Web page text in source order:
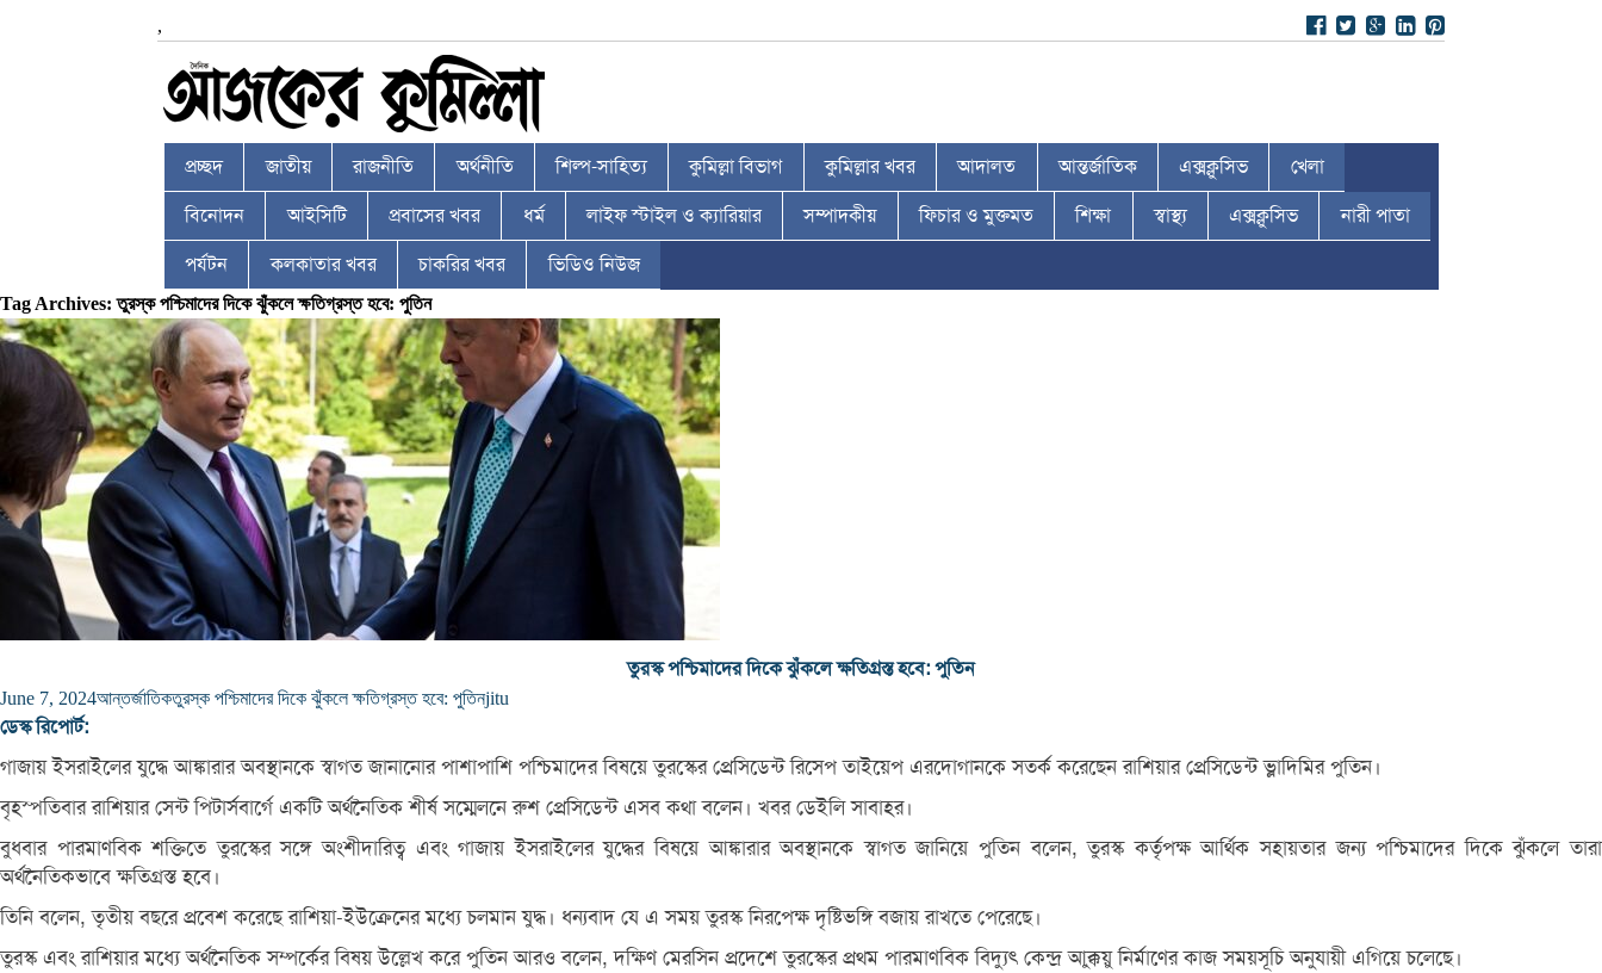
,
প্রচ্ছদ জাতীয় রাজনীতি অর্থনীতি শিল্প-সাহিত্য কুমিল্লা বিভাগ কুমিল্লার খবর আদালত আন্তর্জাতিক এক্সক্লুসিভ খেলা
বিনোদন আইসিটি প্রবাসের খবর ধর্ম লাইফ স্টাইল ও ক্যারিয়ার সম্পাদকীয় ফিচার ও মুক্তমত শিক্ষা স্বাস্থ্য এক্সক্লুসিভ নারী পাতা
পর্যটন কলকাতার খবর চাকরির খবর ভিডিও নিউজ
Tag Archives: তুরস্ক পশ্চিমাদের দিকে ঝুঁকলে ক্ষতিগ্রস্ত হবে: পুতিন
তুরস্ক পশ্চিমাদের দিকে ঝুঁকলে ক্ষতিগ্রস্ত হবে: পুতিন
June 7, 2024আন্তর্জাতিকতুরস্ক পশ্চিমাদের দিকে ঝুঁকলে ক্ষতিগ্রস্ত হবে: পুতিনjitu
ডেস্ক রিপোর্ট:
গাজায় ইসরাইলের যুদ্ধে আঙ্কারার অবস্থানকে স্বাগত জানানোর পাশাপাশি পশ্চিমাদের বিষয়ে তুরস্কের প্রেসিডেন্ট রিসেপ তাইয়েপ এরদোগানকে সতর্ক করেছেন রাশিয়ার প্রেসিডেন্ট ভ্লাদিমির পুতিন।
বৃহস্পতিবার রাশিয়ার সেন্ট পিটার্সবার্গে একটি অর্থনৈতিক শীর্ষ সম্মেলনে রুশ প্রেসিডেন্ট এসব কথা বলেন। খবর ডেইলি সাবাহর।
বুধবার পারমাণবিক শক্তিতে তুরস্কের সঙ্গে অংশীদারিত্ব এবং গাজায় ইসরাইলের যুদ্ধের বিষয়ে আঙ্কারার অবস্থানকে স্বাগত জানিয়ে পুতিন বলেন, তুরস্ক কর্তৃপক্ষ আর্থিক সহায়তার জন্য পশ্চিমাদের দিকে ঝুঁকলে তারা
অর্থনৈতিকভাবে ক্ষতিগ্রস্ত হবে।
তিনি বলেন, তৃতীয় বছরে প্রবেশ করেছে রাশিয়া-ইউক্রেনের মধ্যে চলমান যুদ্ধ। ধন্যবাদ যে এ সময় তুরস্ক নিরপেক্ষ দৃষ্টিভঙ্গি বজায় রাখতে পেরেছে।
তুরস্ক এবং রাশিয়ার মধ্যে অর্থনৈতিক সম্পর্কের বিষয় উল্লেখ করে পুতিন আরও বলেন, দক্ষিণ মেরসিন প্রদেশে তুরস্কের প্রথম পারমাণবিক বিদ্যুৎ কেন্দ্র আক্কুয়ু নির্মাণের কাজ সময়সূচি অনুযায়ী এগিয়ে চলেছে।